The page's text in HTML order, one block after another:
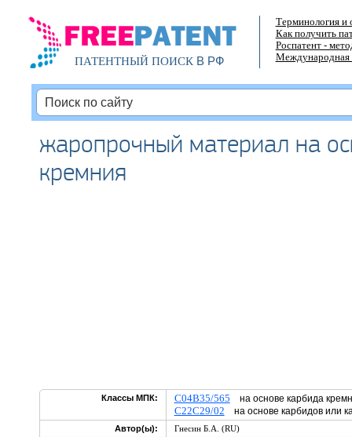
ПАТЕНТНЫЙ ПОИСКВ РФ
Терминология и
Как получить
Роспатент -
Международная
жаропрочный материал на
кремния
Классы МПК: C04B35/565 на основе карбида
C22C29/02 на основе карбидов или
Автор(ы):
Гнесин Б.А. (RU)